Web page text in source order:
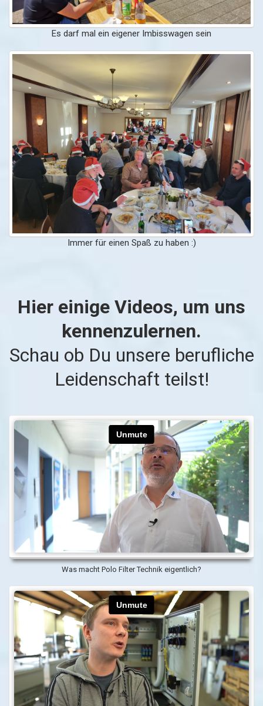
Es darf mal ein eigener Imbisswagen sein
Immer für einen Spaß zu haben :)
Hier einige Videos, um uns
kennenzulernen.
Schau ob Du unsere berufliche
Leidenschaft teilst!
Was macht Polo Filter Technik eigentlich?